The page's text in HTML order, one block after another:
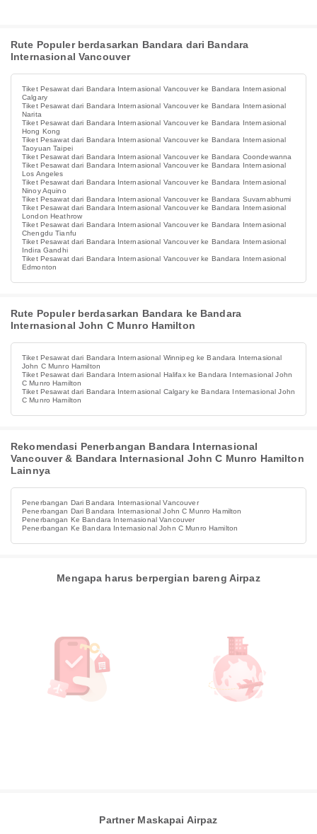
Rute Populer berdasarkan Bandara dari Bandara
Internasional Vancouver
Tiket Pesawat dari Bandara Internasional Vancouver ke Bandara Internasional
Calgary
Tiket Pesawat dari Bandara Internasional Vancouver ke Bandara Internasional
Narita
Tiket Pesawat dari Bandara Internasional Vancouver ke Bandara Internasional
Hong Kong
Tiket Pesawat dari Bandara Internasional Vancouver ke Bandara Internasional
Taoyuan Taipei
Tiket Pesawat dari Bandara Internasional Vancouver ke Bandara Coondewanna
Tiket Pesawat dari Bandara Internasional Vancouver ke Bandara Internasional
Los Angeles
Tiket Pesawat dari Bandara Internasional Vancouver ke Bandara Internasional
Ninoy Aquino
Tiket Pesawat dari Bandara Internasional Vancouver ke Bandara Suvarnabhumi
Tiket Pesawat dari Bandara Internasional Vancouver ke Bandara Internasional
London Heathrow
Tiket Pesawat dari Bandara Internasional Vancouver ke Bandara Internasional
Chengdu Tianfu
Tiket Pesawat dari Bandara Internasional Vancouver ke Bandara Internasional
Indira Gandhi
Tiket Pesawat dari Bandara Internasional Vancouver ke Bandara Internasional
Edmonton
Rute Populer berdasarkan Bandara ke Bandara
Internasional John C Munro Hamilton
Tiket Pesawat dari Bandara Internasional Winnipeg ke Bandara Internasional
John C Munro Hamilton
Tiket Pesawat dari Bandara Internasional Halifax ke Bandara Internasional John
C Munro Hamilton
Tiket Pesawat dari Bandara Internasional Calgary ke Bandara Internasional John
C Munro Hamilton
Rekomendasi Penerbangan Bandara Internasional
Vancouver & Bandara Internasional John C Munro Hamilton
Lainnya
Penerbangan Dari Bandara Internasional Vancouver
Penerbangan Dari Bandara Internasional John C Munro Hamilton
Penerbangan Ke Bandara Internasional Vancouver
Penerbangan Ke Bandara Internasional John C Munro Hamilton
Mengapa harus berpergian bareng Airpaz
Partner Maskapai Airpaz